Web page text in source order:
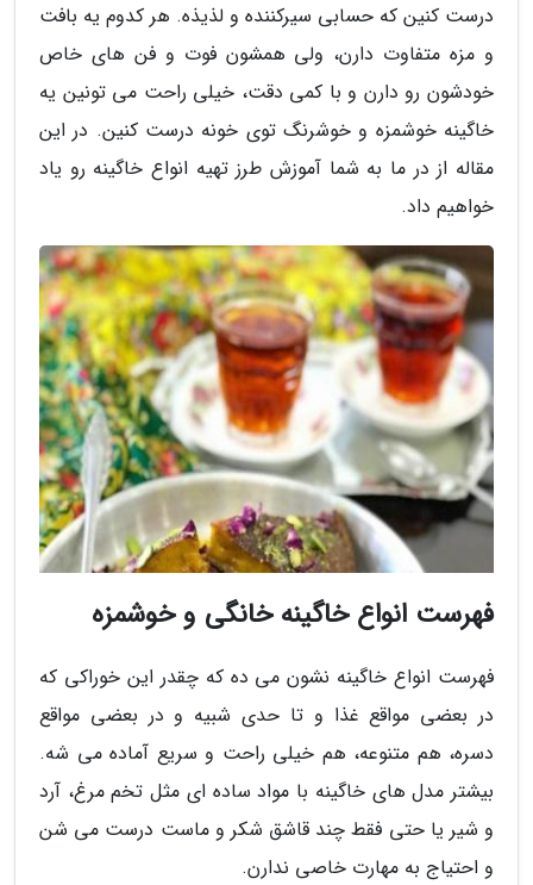
درست کنین که حسابی سیرکننده و لذیذه. هر کدوم یه بافت
و مزه متفاوت دارن، ولی همشون فوت و فن های خاص
خودشون رو دارن و با کمی دقت، خیلی راحت می تونین یه
خاگینه خوشمزه و خوشرنگ توی خونه درست کنین. در این
مقاله از در ما به شما آموزش طرز تهیه انواع خاگینه رو یاد
خواهیم داد.
فهرست انواع خاگینه خانگی و خوشمزه
فهرست انواع خاگینه نشون می ده که چقدر این خوراکی که
در بعضی مواقع غذا و تا حدی شبیه و در بعضی مواقع
دسره، هم متنوعه، هم خیلی راحت و سریع آماده می شه.
بیشتر مدل های خاگینه با مواد ساده ای مثل تخم مرغ، آرد
و شیر یا حتی فقط چند قاشق شکر و ماست درست می شن
و احتیاج به مهارت خاصی ندارن.